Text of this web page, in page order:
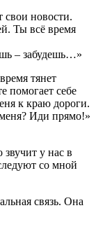
свои новости.
Ты всё время
– забудешь…»
тянет
помогает себе
к краю дороги.
Иди прямо!»
звучит у нас в
со мной
связь. Она